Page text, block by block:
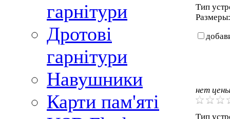
гарнітури
Дротові
гарнітури
Навушники
Карти пам'яті
Тип
нет
Тип